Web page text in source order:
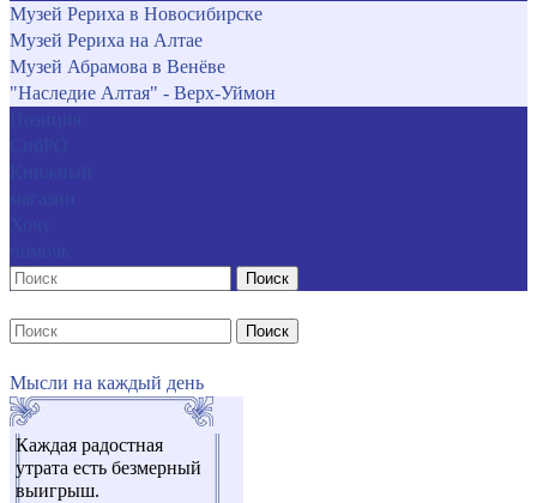
Музей Рериха в Новосибирске
Музей Рериха на Алтае
Музей Абрамова в Венёве
"Наследие Алтая" - Верх-Уймон
Поиск
Поиск
Мысли на каждый день
Каждая радостная
утрата есть безмерный
выигрыш.